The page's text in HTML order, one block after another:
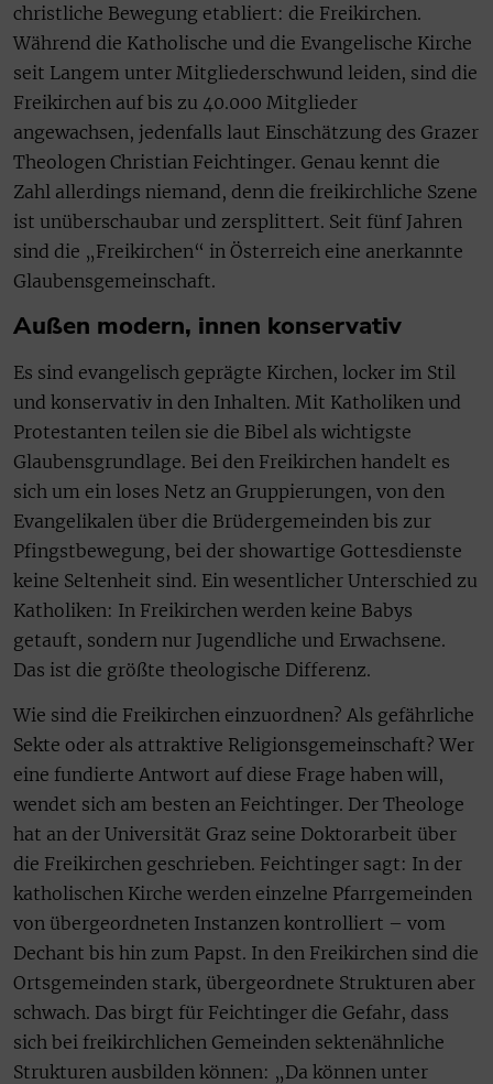
christliche Bewegung etabliert: die Freikirchen.
Während die Katholische und die Evangelische Kirche
seit Langem unter Mitgliederschwund leiden, sind die
Freikirchen auf bis zu 40.000 Mitglieder
angewachsen, jedenfalls laut Einschätzung des Grazer
Theologen Christian Feichtinger. Genau kennt die
Zahl allerdings niemand, denn die freikirchliche Szene
ist unüberschaubar und zersplittert. Seit fünf Jahren
sind die „Freikirchen“ in Österreich eine anerkannte
Glaubensgemeinschaft.
Außen modern, innen konservativ
Es sind evangelisch geprägte Kirchen, locker im Stil
und konservativ in den Inhalten. Mit Katholiken und
Protestanten teilen sie die Bibel als wichtigste
Glaubensgrundlage. Bei den Freikirchen handelt es
sich um ein loses Netz an Gruppierungen, von den
Evangelikalen über die Brüdergemeinden bis zur
Pfingstbewegung, bei der showartige Gottesdienste
keine Seltenheit sind. Ein wesentlicher Unterschied zu
Katholiken: In Freikirchen werden keine Babys
getauft, sondern nur Jugendliche und Erwachsene.
Das ist die größte theologische Differenz.
Wie sind die Freikirchen einzuordnen? Als gefährliche
Sekte oder als attraktive Religionsgemeinschaft? Wer
eine fundierte Antwort auf diese Frage haben will,
wendet sich am besten an Feichtinger. Der Theologe
hat an der Universität Graz seine Doktorarbeit über
die Freikirchen geschrieben. Feichtinger sagt: In der
katholischen Kirche werden einzelne Pfarrgemeinden
von übergeordneten Instanzen kontrolliert – vom
Dechant bis hin zum Papst. In den Freikirchen sind die
Ortsgemeinden stark, übergeordnete Strukturen aber
schwach. Das birgt für Feichtinger die Gefahr, dass
sich bei freikirchlichen Gemeinden sektenähnliche
Strukturen ausbilden können: „Da können unter